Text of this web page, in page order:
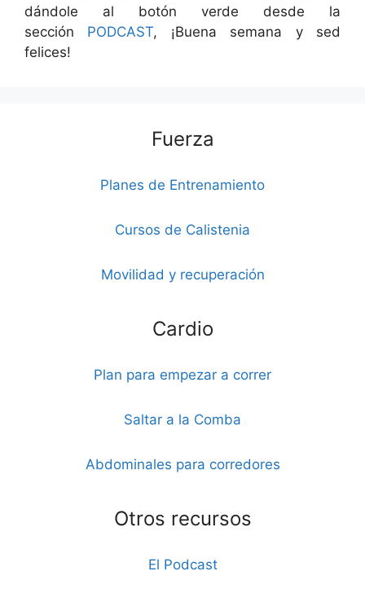
dándole al botón verde desde la
sección PODCAST, ¡Buena semana y sed
felices!
Fuerza
Planes de Entrenamiento
Cursos de Calistenia
Movilidad y recuperación
Cardio
Plan para empezar a correr
Saltar a la Comba
Abdominales para corredores
Otros recursos
El Podcast